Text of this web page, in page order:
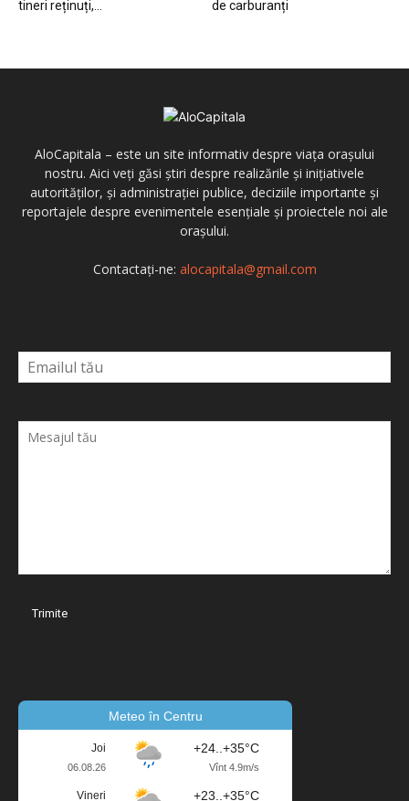
tineri reținuți,...
de carburanți
AloCapitala – este un site informativ despre viața orașului
nostru. Aici veți găsi știri despre realizările și inițiativele
autorităților, și administrației publice, deciziile importante și
reportajele despre evenimentele esențiale și proiectele noi ale
orașului.
Contactați-ne: alocapitala@gmail.com
Meteo în Centru
Joi
06.08.26
+24..+35°C
Vînt 4.9m/s
Vineri +23..+35°C